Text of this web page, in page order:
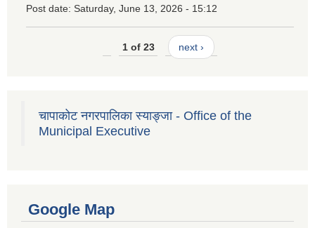
Post date: Saturday, June 13, 2026 - 15:12
1 of 23 next ›
चापाकोट नगरपालिका स्याङ्जा - Office of the
Municipal Executive
Google Map